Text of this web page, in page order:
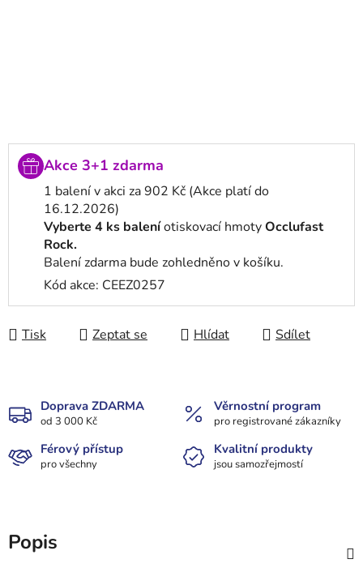
Akce 3+1 zdarma
1 balení v akci za 902 Kč (Akce platí do
16.12.2026)
Vyberte 4 ks baleníotiskovací hmotyOcclufast
Rock.
Balení zdarma bude zohledněno v košíku.
Kód akce: CEEZ0257
Tisk Zeptat se Hlídat Sdílet
Doprava ZDARMA
od 3 000 Kč
Věrnostní program
pro registrované zákazníky
Férový přístup
pro všechny
Kvalitní produkty
jsou samozřejmostí
Popis